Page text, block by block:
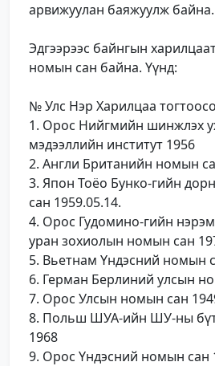
арвижуулан баяжуулж байна.
Эдгээрээс байнгын
номын сан байна. Үүнд:
№ Улс Нэр Харилцаа
1. Орос Нийгмийн шинжлэх
мэдээллийн институт 1956
2. Англи Британийн номын
3. Япон Тоёо Бунко-гийн
сан 1959.05.14.
4. Орос Гудомино-гийн
уран зохиолын номын сан
5. Вьетнам Үндэсний номын
6. Герман Берлиний улсын
7. Орос Улсын номын сан
8. Польш ШУА-ийн ШУ-ны
1968
9. Орос Үндэсний номын сан